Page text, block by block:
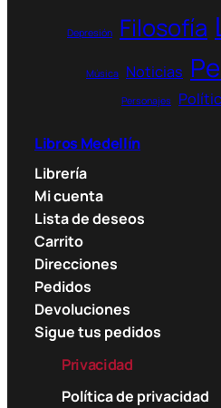
página
de
Depresión Filosofía
Música Noticias
Personajes
Libros Medellín
Librería
Mi cuenta
Lista de deseos
Carrito
Direcciones
Pedidos
Devoluciones
Sigue tus pedidos
Privacidad
Política de privacidad